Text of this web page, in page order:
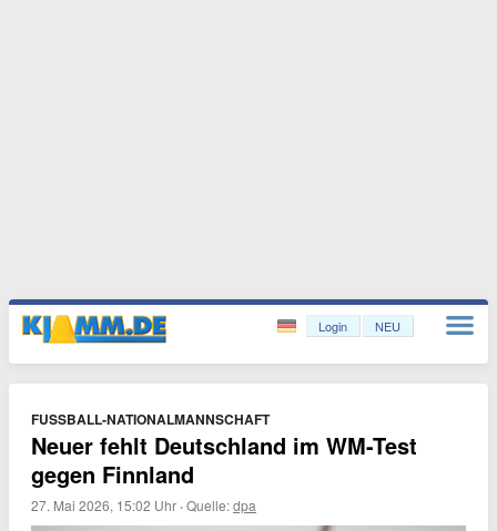
Login NEU
FUSSBALL-NATIONALMANNSCHAFT
Neuer fehlt Deutschland im WM-Test
gegen Finnland
27. Mai 2026, 15:02 Uhr ·Quelle:dpa